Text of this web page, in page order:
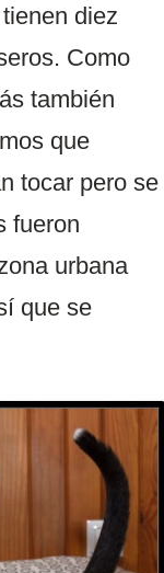
diez
Como
también
que
tocar pero se
fueron
urbana
que se